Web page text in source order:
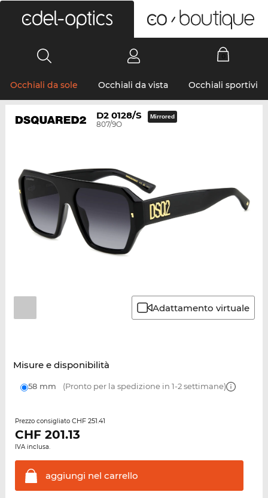
Occhiali da sole Occhiali da vista Occhiali sportivi
D2 0128/S
807/9O
Mirrored
Adattamento virtuale
Misure e disponibilità
58 mm (Pronto per la spedizione in 1-2 settimane)
Prezzo consigliato CHF 251.41
CHF 201.13
IVA inclusa.
aggiungi nel carrello